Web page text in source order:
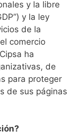
y la libre
y la ley
de la
comercio
ha
de
para proteger
de sus páginas